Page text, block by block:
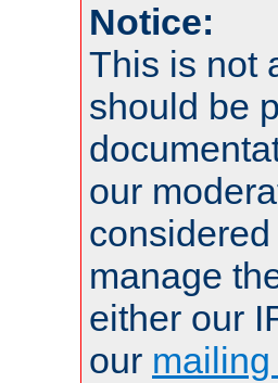
Notice:
This is not
should be
our
manage
either our
our